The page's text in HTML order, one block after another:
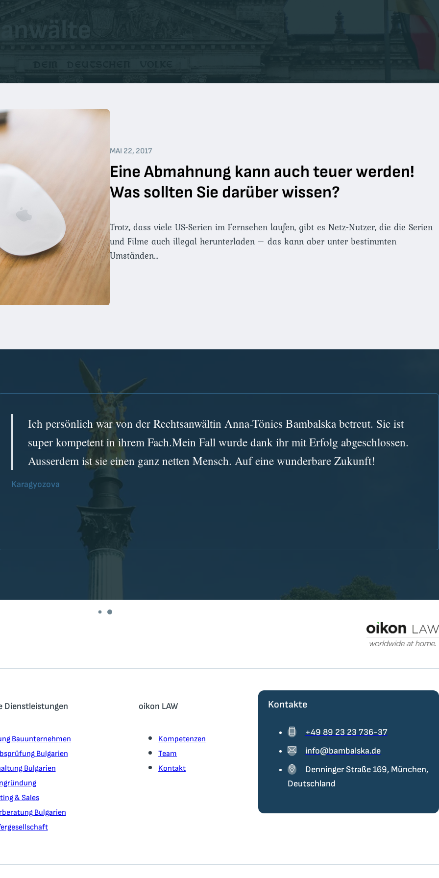
MAI 22, 2017
Eine Abmahnung kann auch teuer werden!
Was sollten Sie darüber wissen?
Trotz, dass viele US-Serien im Fernsehen laufen, gibt es Netz-Nutzer, die die Serien
und Filme auch illegal herunterladen – das kann aber unter bestimmten
Umständen…
Ich persönlich war von der Rechtsanwältin Anna-Tönies Bambalska betreut. Sie ist
super kompetent in ihrem Fach.Mein Fall wurde dank ihr mit Erfolg abgeschlossen.
Ausserdem ist sie einen ganz netten Mensch. Auf eine wunderbare Zukunft!
Karagyozova
Dienstleistungen
Bauunternehmen
Bulgarien
Bulgarien
& Sales
Bulgarien
oikon LAW
Kompetenzen
Team
Kontakt
Kontakte
+49 89 23 23 736-37
info@bambalska.de
Denninger Straße 169, München,
Deutschland